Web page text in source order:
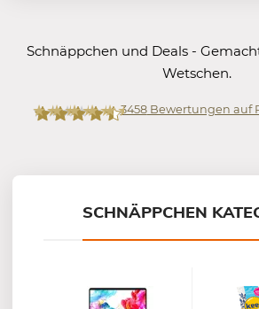
Schnäppchen und Deals -
Wetschen.
3458Bewertungen auf
SCHNÄPPCHEN